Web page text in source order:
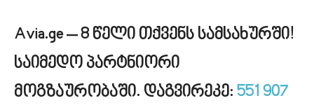
Avia.ge – 8 წელი თქვენს სამსახურში!
საიმედო პარტნიორი
მოგზაურობაში. დაგვირეკე: 551 907